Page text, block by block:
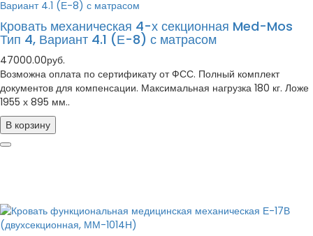
Кровать механическая 4-х секционная Med-Mos
Тип 4, Вариант 4.1 (Е-8) с матрасом
47000.00руб.
Возможна оплата по сертификату от ФСС. Полный комплект
документов для компенсации. Максимальная нагрузка 180 кг. Ложе
1955 х 895 мм..
В корзину